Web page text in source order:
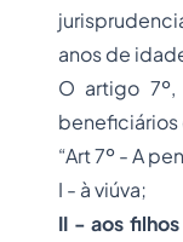
anos de
O artigo
beneficiários
“Art 7º - A
I - à viúva;
II - aos filhos